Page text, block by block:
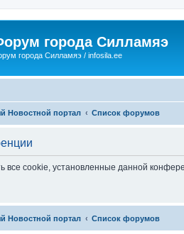
города Силламяэ
города Силламяэ / infosila.ee
Новостной портал Список форумов
все cookie, установленные данной
Новостной портал Список форумов